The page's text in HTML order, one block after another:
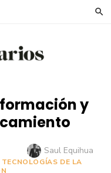
y
Autor
Saul Equihua
TECNOLOGÍAS DE LA